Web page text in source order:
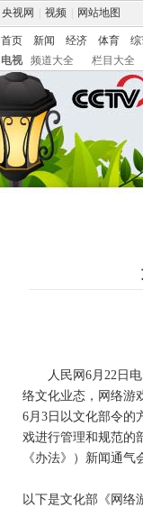
央视网 视频 网站地图
首页 新闻 经济 体育
电视
频道大全 栏目大全
人民网6月22日
络文化业态，网络游
6月3日以文化部令的
戏进行管理和规范的
《办法》）新闻通
以下是文化部《网络